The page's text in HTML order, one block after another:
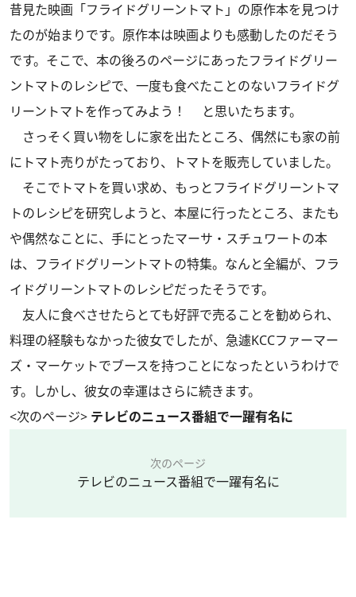
昔見た映画「フライドグリーントマト」の原作本を見つけ
たのが始まりです。原作本は映画よりも感動したのだそう
です。そこで、本の後ろのページにあったフライドグリー
ントマトのレシピで、一度も食べたことのないフライドグ
リーントマトを作ってみよう！ と思いたちます。
さっそく買い物をしに家を出たところ、偶然にも家の前
にトマト売りがたっており、トマトを販売していました。
そこでトマトを買い求め、もっとフライドグリーントマ
トのレシピを研究しようと、本屋に行ったところ、またも
や偶然なことに、手にとったマーサ・スチュワートの本
は、フライドグリーントマトの特集。なんと全編が、フラ
イドグリーントマトのレシピだったそうです。
友人に食べさせたらとても好評で売ることを勧められ、
料理の経験もなかった彼女でしたが、急遽KCCファーマー
ズ・マーケットでブースを持つことになったというわけで
す。しかし、彼女の幸運はさらに続きます。
<次のページ> テレビのニュース番組で一躍有名に
次のページ
テレビのニュース番組で一躍有名に